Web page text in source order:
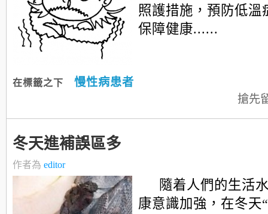
照護措施，預防低溫
保障健康......
在標籤之下
慢性病患者
搶先
冬天進補誤區多
作者為 editor
隨着人們的生活
康意識加強，在冬天